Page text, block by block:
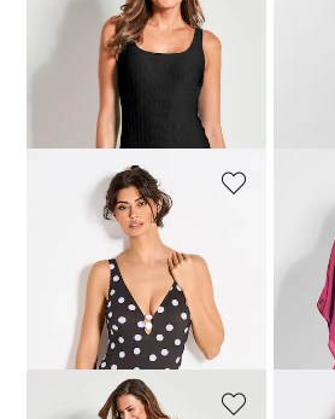
89,95 €
Laagste prijs van de afgelopen 30
dagen**: 71,96 €
(-12%)
Laagste
dagen**:
Badpak met polkadots
104,97 €149,95 €
Laagste prijs van de afgelopen 30
dagen**: 119,96 €
(-12%)
Laagste